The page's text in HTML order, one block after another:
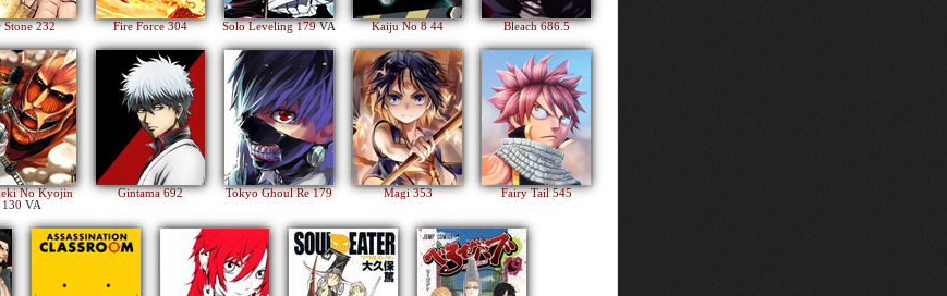
Stone 232 Fire Force 304 Solo Leveling 179VA Kaiju No 8 44 Bleach 686.5
No Kyojin
130 VA
Gintama 692 Tokyo Ghoul Re 179 Magi 353 Fairy Tail 545